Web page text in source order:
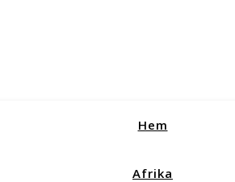
Hem
Afrika